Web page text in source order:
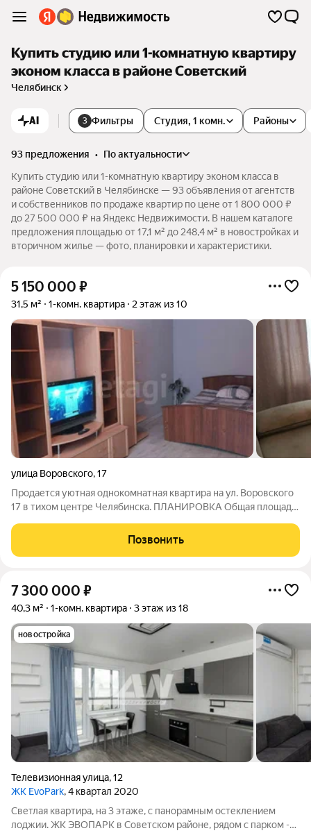
Купить студию или 1-комнатную квартиру
эконом класса в районе Советский
Челябинск
AI 3 Фильтры Студия, 1 комн. Районы
93 предложения •
по актуальности
Купить студию или 1-комнатную квартиру эконом класса в
районе Советский в Челябинске — 93 объявления от агентств
и собственников по продаже квартир по цене от 1 800 000 ₽
до 27 500 000 ₽ на Яндекс Недвижимости. В нашем каталоге
предложения площадью от 17,1 м² до 248,4 м² в новостройках и
вторичном жилье — фото, планировки и характеристики.
5 150 000 ₽
31,5 м² 1-комн. квартира 2 этаж из 10
улица Воровского,17
Продается уютная однокомнатная квартира на ул. Воровского
17 в тихом центре Челябинска. ПЛАНИРОВКА Общая площадь
кухня. Санузел совмещен. Без балкона. Окна выходят на улицу,
на солнечную
Позвонить
7 300 000 ₽
40,3 м² 1-комн. квартира 3 этаж из 18
новостройка
Телевизионная улица,12
ЖК EvoPark, 4 квартал 2020
Светлая квартира, на 3 этаже, с панорамным остеклением
лоджии. ЖК ЭВОПАРК в Советском районе, рядом с парком -